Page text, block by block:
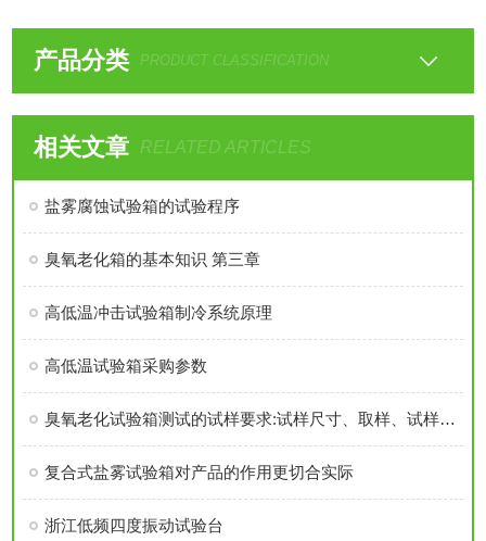
产品分类 PRODUCT CLASSIFICATION
相关文章 RELATED ARTICLES
盐雾腐蚀试验箱的试验程序
臭氧老化箱的基本知识 第三章
高低温冲击试验箱制冷系统原理
高低温试验箱采购参数
臭氧老化试验箱测试的试样要求:试样尺寸、取样、试样数量
复合式盐雾试验箱对产品的作用更切合实际
浙江低频四度振动试验台